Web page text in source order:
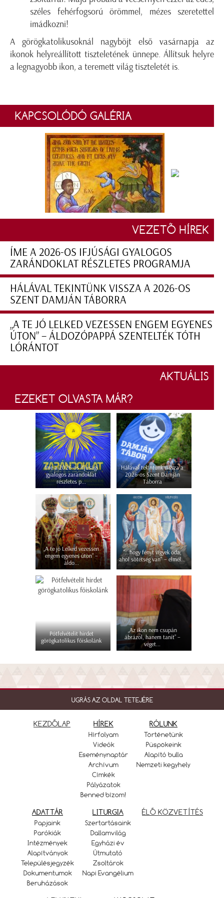
széles fehérfogsorú örömmel, mézes szeretettel
imádkozni!
A görögkatolikusoknál nagyböjt első vasárnapja az
ikonok helyreállított tiszteletének ünnepe. Állítsuk helyre
a legnagyobb ikon, a teremett világ tiszteletét is.
KAPCSOLÓDÓ GALÉRIA
VEZETŐ HÍREK
ÍME A 2026-OS IFJÚSÁGI GYALOGOS
ZARÁNDOKLAT RÉSZLETES PROGRAMJA
HÁLÁVAL TEKINTÜNK VISSZA A 2026-OS
SZENT DAMJÁN TÁBORRA
„A TE JÓ LELKED VEZESSEN ENGEM EGYENES
ÚTON” – ÁLDOZÓPAPPÁ SZENTELTÉK TÓTH
LÓRÁNTOT
AKTUÁLIS
EZEKET OLVASTA MÁR?
Íme a 2026-os ifjúsági
gyalogos zarándoklat
részletes p...
Hálával tekintünk vissza a
2026-os Szent Damján
Táborra
„A te jó Lelked vezessen
engem egyenes úton” –
áldo...
"...hogy fényt vigyek oda,
ahol sötétség van" – elmél...
Pótfelvételit hirdet
görögkatolikus főiskolánk
„Az ikon nem csupán
ábrázol, hanem tanít” –
véget...
UGRÁS AZ OLDAL TETEJÉRE
KEZDŐLAP HÍREK
Hírfolyam
Videók
Eseménynaptár
Archívum
Címkék
Pályázatok
Benned bízom!
RÓLUNK
Történetünk
Püspökeink
Alapító bulla
Nemzeti kegyhely
ADATTÁR
Papjaink
Parókiák
Intézmények
Alapítványok
Településjegyzék
Dokumentumok
Beruházások
LITURGIA
Szertartásaink
Dallamvilág
Egyházi év
Útmutató
Zsoltárok
Napi Evangélium
ÉLŐ KÖZVETÍTÉS